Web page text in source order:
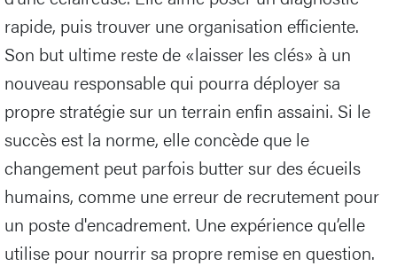
rapide, puis trouver une organisation efficiente.
Son but ultime reste de «laisser les clés» à un
nouveau responsable qui pourra déployer sa
propre stratégie sur un terrain enfin assaini. Si le
succès est la norme, elle concède que le
changement peut parfois butter sur des écueils
humains, comme une erreur de recrutement pour
un poste d'encadrement. Une expérience qu’elle
utilise pour nourrir sa propre remise en question.